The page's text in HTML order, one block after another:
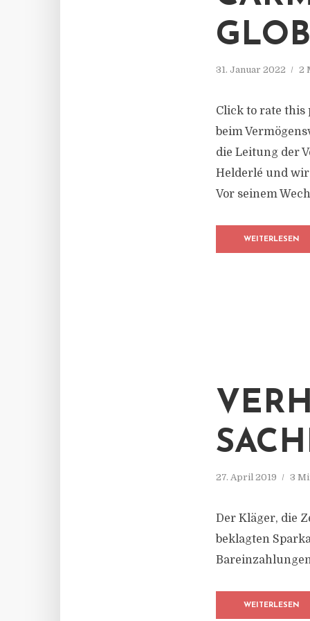
31. Januar 2022 2
Click to rate this
beim
die Leitung der
Helderlé und
Vor seinem
WEITERLESEN
27. April 2019 3
Der Kläger, die
beklagten
WEITERLESEN